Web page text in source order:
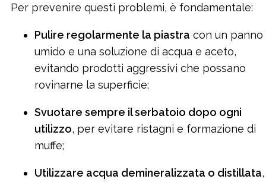
Per prevenire questi problemi, è fondamentale:
Pulire regolarmente la piastra con un panno
umido e una soluzione di acqua e aceto,
evitando prodotti aggressivi che possano
rovinarne la superficie;
Svuotare sempre il serbatoio dopo ogni
utilizzo, per evitare ristagni e formazione di
muffe;
Utilizzare acqua demineralizzata o distillata